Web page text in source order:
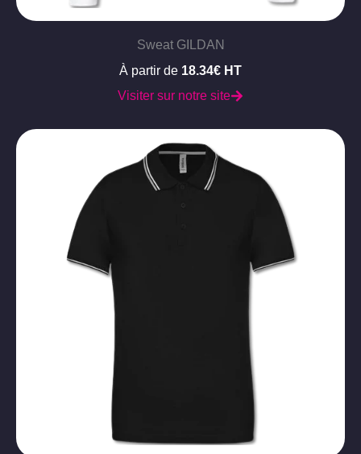
Sweat GILDAN
À partir de 18.34€ HT
Visiter sur notre site